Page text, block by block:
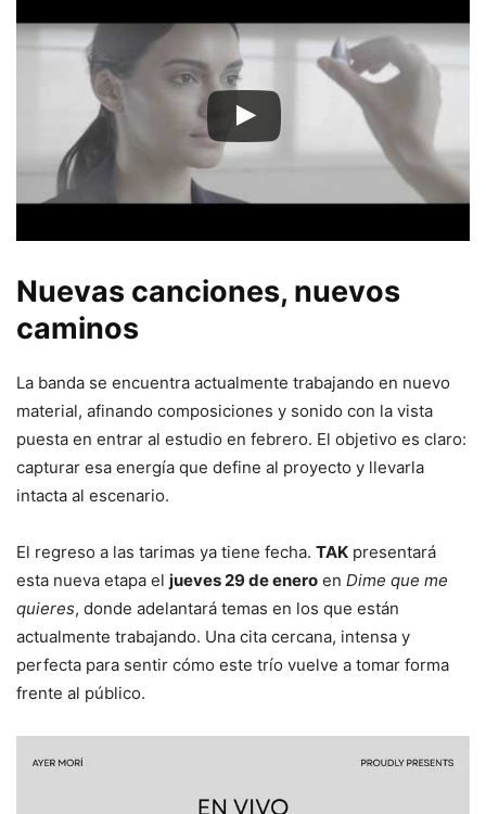
Nuevas canciones, nuevos
caminos
La banda se encuentra actualmente trabajando en nuevo
material, afinando composiciones y sonido con la vista
puesta en entrar al estudio en febrero. El objetivo es claro:
capturar esa energía que define al proyecto y llevarla
intacta al escenario.
El regreso a las tarimas ya tiene fecha. TAK presentará
esta nueva etapa el jueves 29 de enero en Dime que me
quieres, donde adelantará temas en los que están
actualmente trabajando. Una cita cercana, intensa y
perfecta para sentir cómo este trío vuelve a tomar forma
frente al público.